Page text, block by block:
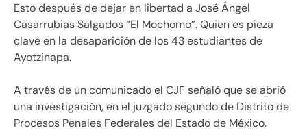
Esto después de dejar en libertad a José Ángel
Casarrubias Salgados “El Mochomo”. Quien es pieza
clave en la desaparición de los 43 estudiantes de
Ayotzinapa.
A través de un comunicado el CJF señaló que se abrió
una investigación, en el juzgado segundo de Distrito de
Procesos Penales Federales del Estado de México.